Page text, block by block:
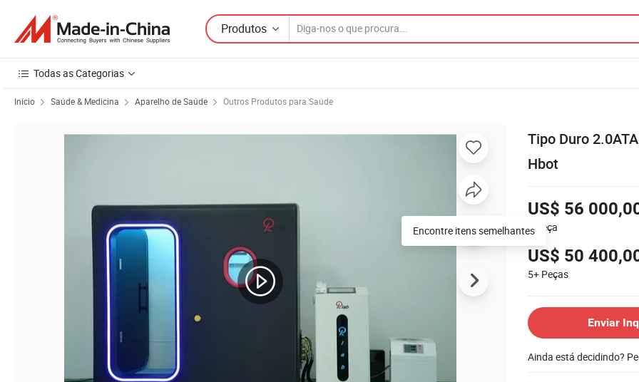
Produtos
Todas as Categorias
Início Saúde & Medicina Aparelho de Saúde Outros Produtos para Saúde
Tipo Duro
Hbot
US$ 56
1 Peça
US$ 50
5+ Peças
Enviar
Ainda está decidindo?